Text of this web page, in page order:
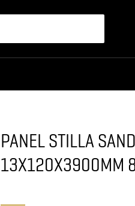
PANEL STILLA
13X120X3900MM